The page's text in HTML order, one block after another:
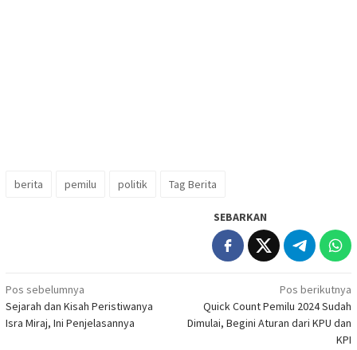
berita pemilu politik Tag Berita
SEBARKAN
Navigasi
pos
Pos sebelumnya
Sejarah dan Kisah Peristiwanya
Isra Miraj, Ini Penjelasannya
Pos berikutnya
Quick Count Pemilu 2024 Sudah
Dimulai, Begini Aturan dari KPU dan
KPI